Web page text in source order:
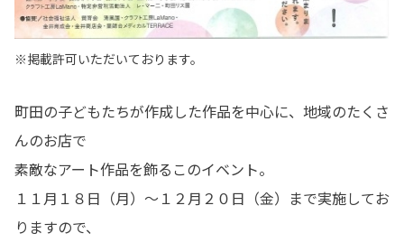
※掲載許可いただいております。
町田の子どもたちが作成した作品を中心に、地域のたくさ
んのお店で
素敵なアート作品を飾るこのイベント。
１１月１８日（月）～１２月２０日（金）まで実施してお
りますので、